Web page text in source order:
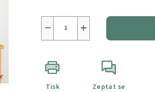
+
−
Tisk Zeptat se